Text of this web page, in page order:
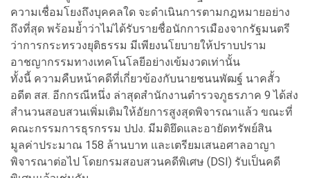
ความเชื่อมโยงถึงบุคคลใด จะดำเนินการตามกฎหมายอย่าง
ถึงที่สุด พร้อมย้ำว่าไม่ได้รับรายชื่อนักการเมืองจากรัฐมนตรี
ว่าการกระทรวงยุติธรรม มีเพียงนโยบายให้ปราบปราม
อาชญากรรมทางเทคโนโลยีอย่างเข้มงวดเท่านั้น
ทั้งนี้ ความคืบหน้าคดีที่เกี่ยวข้องกับนายชนนพัฒฐ์ นาคสั้ว
อดีต สส. อีกกรณีหนึ่ง ล่าสุดสำนักงานตำรวจภูธรภาค 9 ได้ส่ง
สำนวนสอบสวนเพิ่มเติมให้อัยการสูงสุดพิจารณาแล้ว ขณะที่
คณะกรรมการธุรกรรม ปปง. มีมติยึดและอายัดทรัพย์สิน
มูลค่าประมาณ 158 ล้านบาท และเตรียมเสนอศาลอาญา
พิจารณาต่อไป โดยกรมสอบสวนคดีพิเศษ (DSI) รับเป็นคดี